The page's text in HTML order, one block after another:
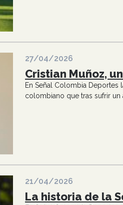
27/04/2026
Cristian Muñoz,
En Señal Colombia
colombiano que tras sufrir un
21/04/2026
La historia de la